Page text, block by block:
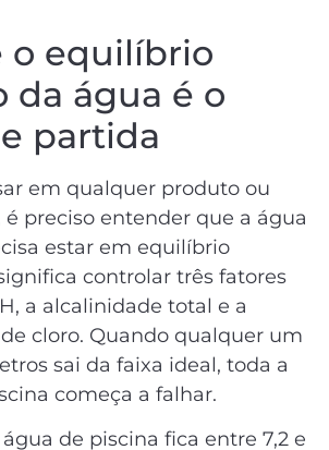
o equilíbrio
da água é o
partida
em qualquer produto ou
preciso entender que a água
estar em equilíbrio
controlar três fatores
a alcalinidade total e a
cloro. Quando qualquer um
sai da faixa ideal, toda a
começa a falhar.
de piscina fica entre 7,2 e